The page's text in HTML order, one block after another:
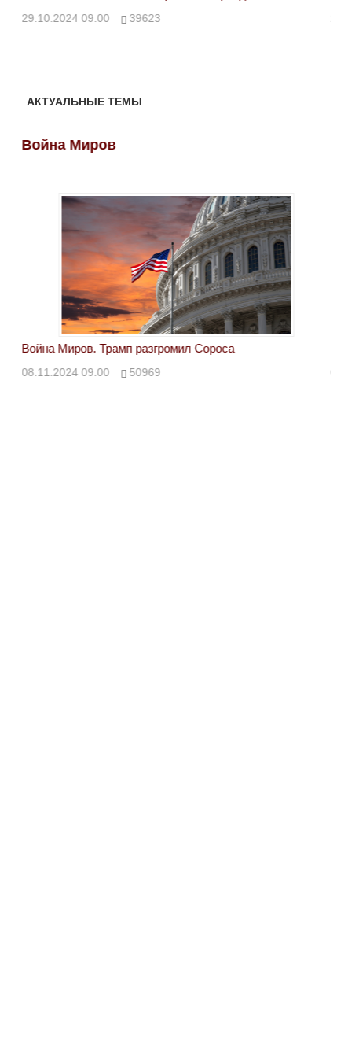
29.10.2024 09:00 39623
АКТУАЛЬНЫЕ ТЕМЫ
Война Миров
Война Миров. Трамп разгромил Сороса
08.11.2024 09:00 50969